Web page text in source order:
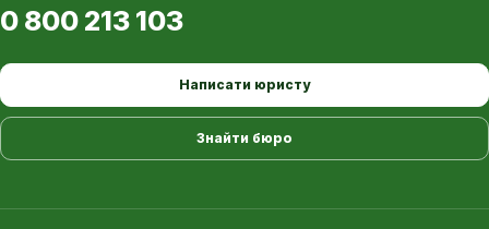
0 800 213 103
Написати юристу
Знайти бюро